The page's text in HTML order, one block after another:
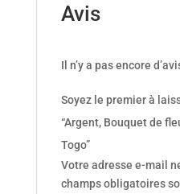
Avis
Il n’y a pas encore
Soyez le premier à
“Argent, Bouquet de
Togo”
Votre adresse e-mail
champs obligatoires